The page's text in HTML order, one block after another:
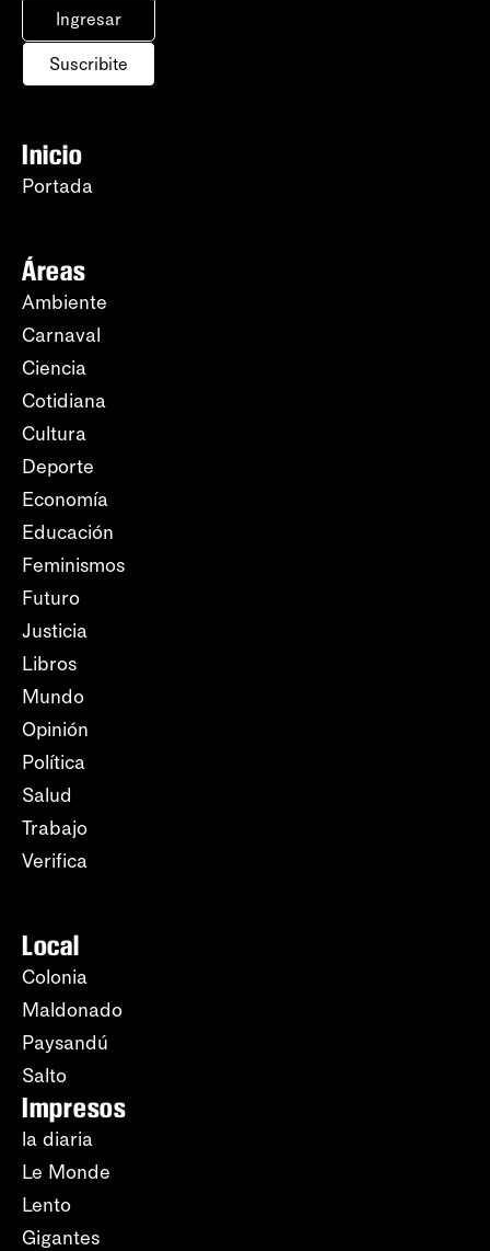
Ingresar
Suscribite
Inicio
Portada
Áreas
Ambiente
Carnaval
Ciencia
Cotidiana
Cultura
Deporte
Economía
Educación
Feminismos
Futuro
Justicia
Libros
Mundo
Opinión
Política
Salud
Trabajo
Verifica
Local
Colonia
Maldonado
Paysandú
Salto
Impresos
la diaria
Le Monde
Lento
Gigantes